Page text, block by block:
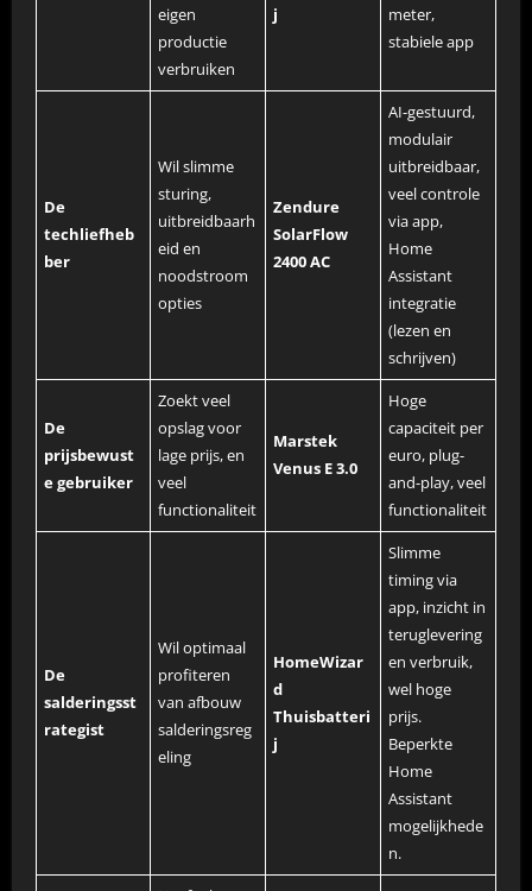
eigen
productie
verbruiken
j
meter,
stabiele app
De
techliefheb
ber
Wil slimme
sturing,
uitbreidbaarh
eid en
noodstroom
opties
Zendure
SolarFlow
2400 AC
AI-gestuurd,
modulair
uitbreidbaar,
veel controle
via app,
Home
Assistant
integratie
(lezen en
schrijven)
De
prijsbewust
e gebruiker
Zoekt veel
opslag voor
lage prijs, en
veel
functionaliteit
Marstek
Venus E 3.0
Hoge
capaciteit per
euro, plug-
and-play, veel
functionaliteit
De
salderingsst
rategist
Wil optimaal
profiteren
van afbouw
salderingsreg
eling
HomeWizar
d
Thuisbatteri
j
Slimme
timing via
app, inzicht in
teruglevering
en verbruik,
wel hoge
prijs.
Beperkte
Home
Assistant
mogelijkhede
n.